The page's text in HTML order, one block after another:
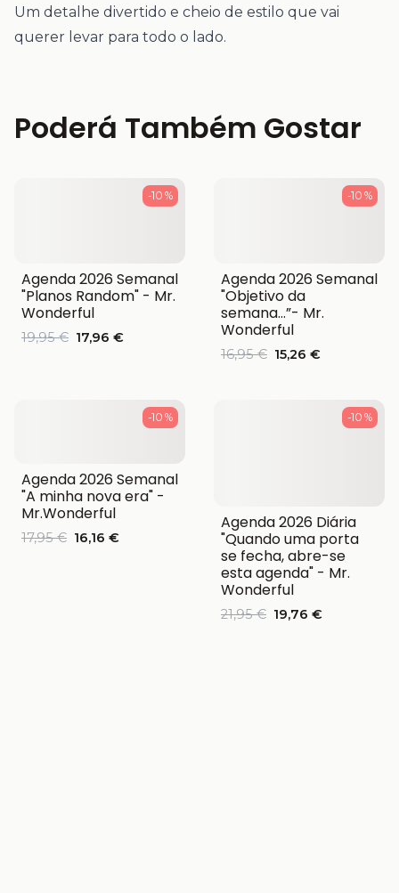
Um detalhe divertido e cheio de estilo que vai
querer levar para todo o lado.
Poderá Também Gostar
-10 %
Agenda 2026 Semanal
"Planos Random" - Mr.
Wonderful
19,95 € 17,96 €
-10 %
Agenda 2026 Semanal
"Objetivo da
semana…”- Mr.
Wonderful
16,95 € 15,26 €
-10 %
Agenda 2026 Semanal
"A minha nova era" -
Mr.Wonderful
17,95 € 16,16 €
-10 %
Agenda 2026 Diária
"Quando uma porta
se fecha, abre-se
esta agenda" - Mr.
Wonderful
21,95 € 19,76 €